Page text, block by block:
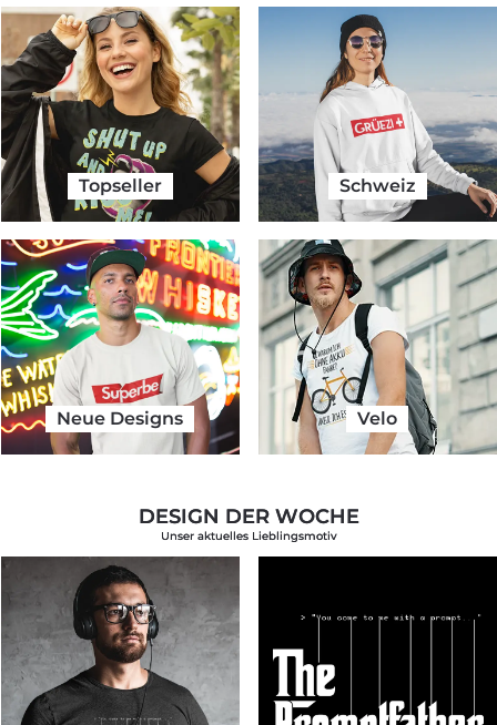
Topseller Schweiz
Velo
Neue Designs
DESIGN DER WOCHE
Unser aktuelles Lieblingsmotiv